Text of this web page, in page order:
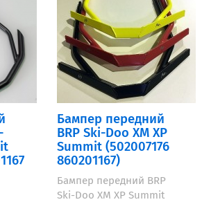
Бампер передний
BRP Ski-Doo XM XP
Summit (502007176
860201167)
Бампер передний BRP
Ski-Doo XM XP Summit